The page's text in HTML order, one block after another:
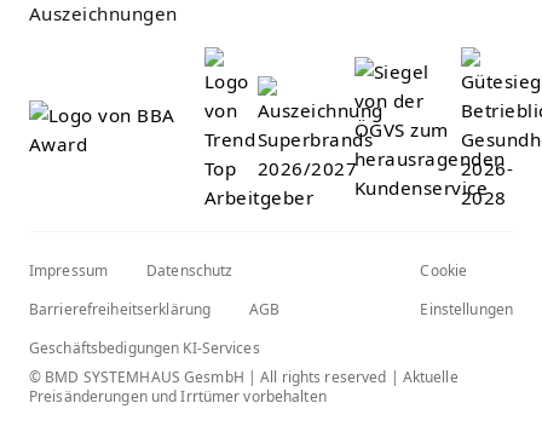
Auszeichnungen
Impressum
Datenschutz
Barrierefreiheitserklärung
AGB
Geschäftsbedigungen KI-Services
Cookie
Einstellungen
© BMD SYSTEMHAUS GesmbH | All rights reserved | Aktuelle
Preisänderungen und Irrtümer vorbehalten